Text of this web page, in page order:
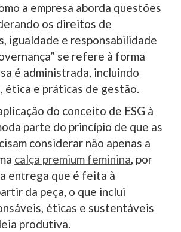
a empresa aborda questões
os direitos de
igualdade e responsabilidade
se refere à forma
é administrada, incluindo
ética e práticas de gestão.
do conceito de ESG à
parte do princípio de que as
considerar não apenas a
calça premium feminina, por
entrega que é feita à
da peça, o que inclui
éticas e sustentáveis
produtiva.